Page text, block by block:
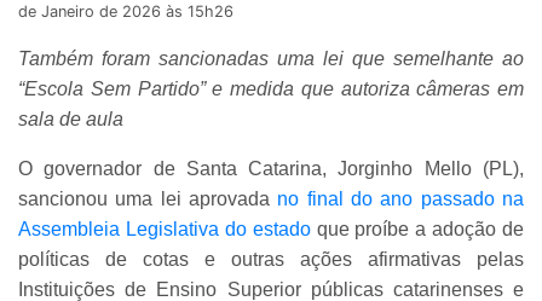
de Janeiro de 2026 às 15h26
Também foram sancionadas uma lei que semelhante ao
“Escola Sem Partido” e medida que autoriza câmeras em
sala de aula
O governador de Santa Catarina, Jorginho Mello (PL),
sancionou uma lei aprovada no final do ano passado na
Assembleia Legislativa do estadoque proíbe a adoção de
políticas de cotas e outras ações afirmativas pelas
Instituições de Ensino Superior públicas catarinenses e